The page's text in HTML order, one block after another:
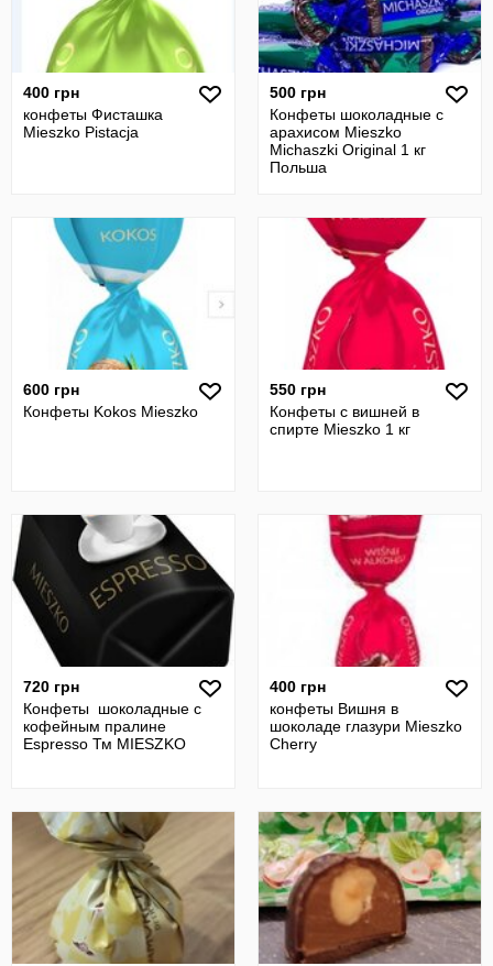
400 грн
конфеты Фисташка
Mieszko Pistacja
500 грн
Конфеты шоколадные с
арахисом Mieszko
Michaszki Original 1 кг
Польша
600 грн
Конфеты Kokos Mieszko
550 грн
Конфеты с вишней в
спирте Mieszko 1 кг
720 грн
Конфеты шоколадные с
кофейным пралине
Espresso Тм MIESZKO
400 грн
конфеты Вишня в
шоколаде глазури Mieszko
Cherry